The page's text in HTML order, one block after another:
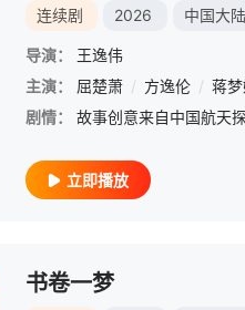
杨雪儿 / 严智超 / 曲靖 / 孙亦鸿 /
连续剧 2026 中国大陆
导演：
王逸伟
主演：
屈楚萧 / 方逸伦 / 蒋
剧情：
立即播放
书卷一梦